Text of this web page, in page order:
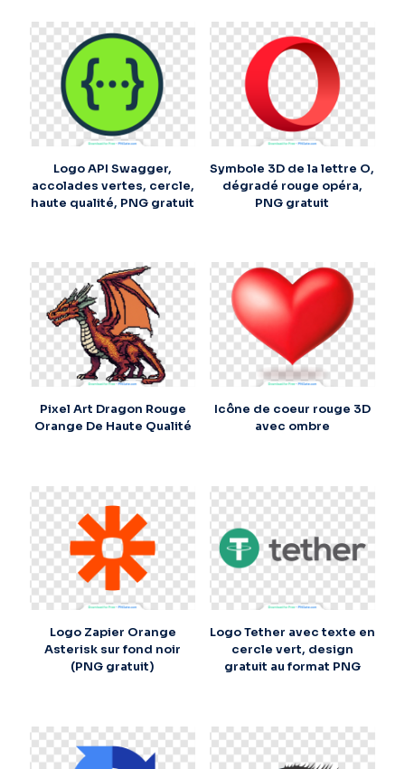
Logo API Swagger,
accolades vertes, cercle,
haute qualité, PNG gratuit
Symbole 3D de la lettre O,
dégradé rouge opéra,
PNG gratuit
Pixel Art Dragon Rouge
Orange De Haute Qualité
Icône de coeur rouge 3D
avec ombre
Logo Zapier Orange
Asterisk sur fond noir
(PNG gratuit)
Logo Tether avec texte en
cercle vert, design
gratuit au format PNG